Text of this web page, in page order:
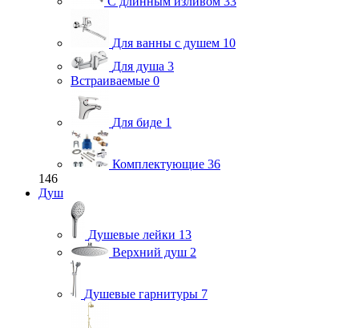
Для ванны с душем 10
Для душа 3
Встраиваемые 0
Для биде 1
Комплектующие 36
146
Душ
Душевые лейки 13
Верхний душ 2
Душевые гарнитуры 7